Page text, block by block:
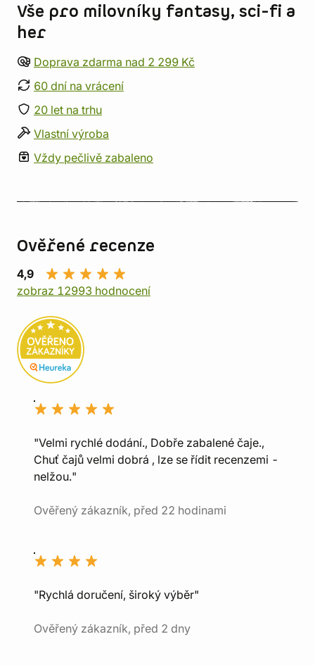
Vše pro milovníky fantasy, sci-fi a
her
Doprava zdarma nad 2 299 Kč
60 dní na vrácení
20 let na trhu
Vlastní výroba
Vždy pečlivě zabaleno
Ověřené recenze
4,9
zobraz 12993 hodnocení
"Velmi rychlé dodání., Dobře zabalené čaje.,
Chuť čajů velmi dobrá , lze se řídit recenzemi -
nelžou."
Ověřený zákazník, před 22 hodinami
"Rychlá doručení, široký výběr"
Ověřený zákazník, před 2 dny